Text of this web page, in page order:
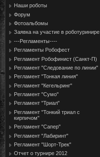
Наши роботы
Форум
Фотоальбомы
Заявка на участие в роботуринире
---Регламенты----
Регламенты Робофест
Регламент Робофинист (Санкт-П)
Регламент "Следование по линии"
Регламент "Тонкая линия"
Регламент "Кегельринг"
Регламент "Сумо"
Регламент "Триал"
Регламент "Тонкий триал с
кирпичом"
Регламент "Сапер"
Регламент "Лабиринт"
Регламент "Шорт-Трек"
Отчет о турнире 2012